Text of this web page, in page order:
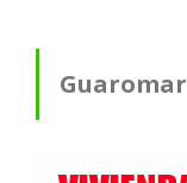
Guaromar